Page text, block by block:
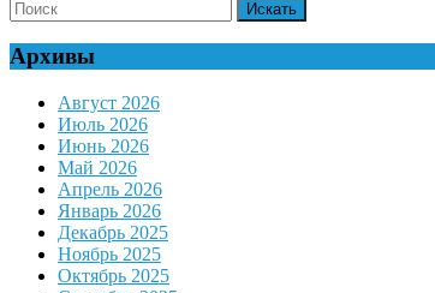
Search
for:
Архивы
Август 2026
Июль 2026
Июнь 2026
Май 2026
Апрель 2026
Январь 2026
Декабрь 2025
Ноябрь 2025
Октябрь 2025